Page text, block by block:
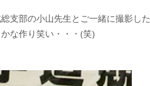
支部の小山先生とご一緒に撮影した
な作り笑い・・・(笑)